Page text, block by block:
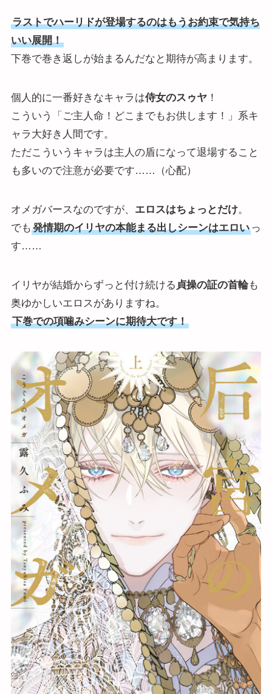
ラストでハーリドが登場するのはもうお約束で気持ち
いい展開！
下巻で巻き返しが始まるんだなと期待が高まります。
個人的に一番好きなキャラは侍女のスゥヤ！
こういう「ご主人命！どこまでもお供します！」系キ
ャラ大好き人間です。
ただこういうキャラは主人の盾になって退場すること
も多いので注意が必要です……（心配）
オメガバースなのですが、 エロスはちょっとだけ。
でも 発情期のイリヤの本能まる出しシーンはエロいっ
す……
イリヤが結婚からずっと付け続ける 貞操の証の首輪も
奥ゆかしいエロスがありますね。
下巻での項噛みシーンに期待大です！